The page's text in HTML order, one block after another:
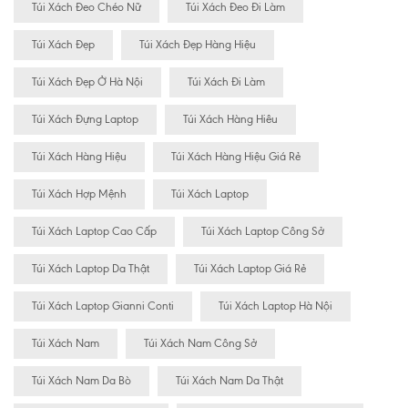
Túi Xách Đeo Chéo Nữ Túi Xách Đeo Đi Làm
Túi Xách Đẹp Túi Xách Đẹp Hàng Hiệu
Túi Xách Đẹp Ở Hà Nội Túi Xách Đi Làm
Túi Xách Đựng Laptop Túi Xách Hàng Hiêu
Túi Xách Hàng Hiệu Túi Xách Hàng Hiệu Giá Rẻ
Túi Xách Hợp Mệnh Túi Xách Laptop
Túi Xách Laptop Cao Cấp Túi Xách Laptop Công Sở
Túi Xách Laptop Da Thật Túi Xách Laptop Giá Rẻ
Túi Xách Laptop Gianni Conti Túi Xách Laptop Hà Nội
Túi Xách Nam Túi Xách Nam Công Sở
Túi Xách Nam Da Bò Túi Xách Nam Da Thật